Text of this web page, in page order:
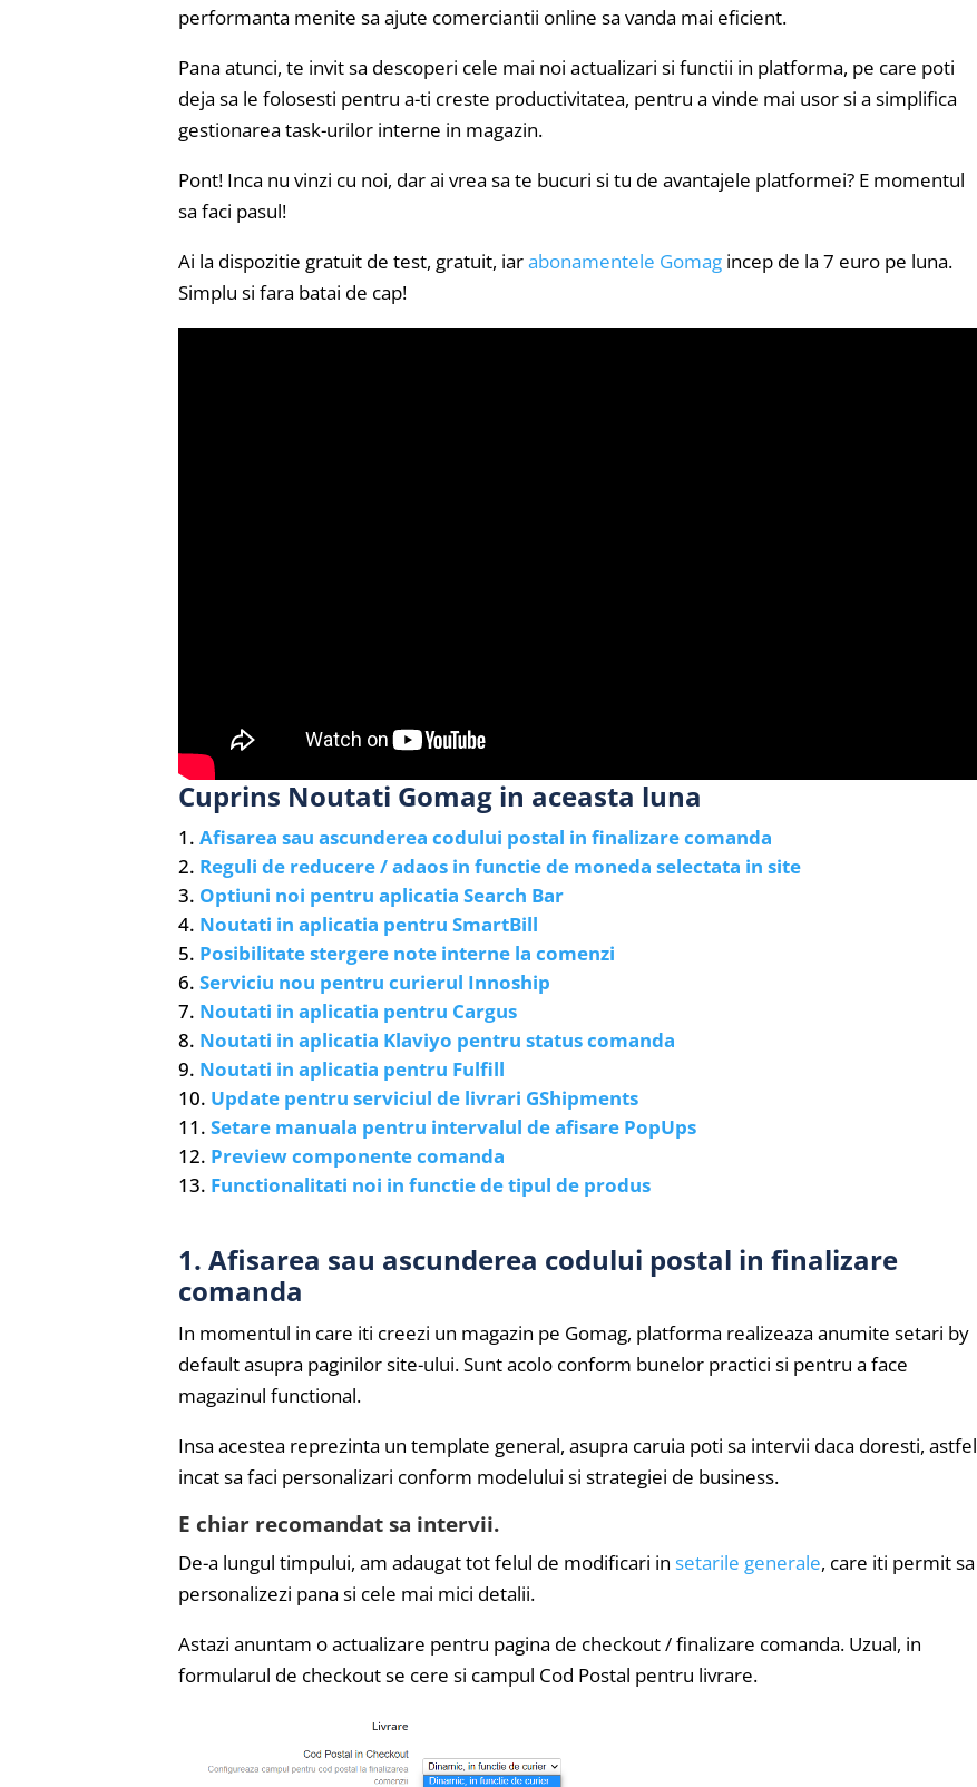
performanta menite sa ajute comerciantii online sa vanda mai eficient.
Pana atunci, te invit sa descoperi cele mai noi actualizari si functii in platforma, pe care poti
deja sa le folosesti pentru a-ti creste productivitatea, pentru a vinde mai usor si a simplifica
gestionarea task-urilor interne in magazin.
Pont! Inca nu vinzi cu noi, dar ai vrea sa te bucuri si tu de avantajele platformei? E momentul
sa faci pasul!
Ai la dispozitie gratuit de test, gratuit, iarabonamentele Gomag incep de la 7 euro pe luna.
Simplu si fara batai de cap!
Cuprins Noutati Gomag in aceasta luna
Afisarea sau ascunderea codului postal in finalizare comanda
Reguli de reducere / adaos in functie de moneda selectata in site
Optiuni noi pentru aplicatia Search Bar
Noutati in aplicatia pentru SmartBill
Posibilitate stergere note interne la comenzi
Serviciu nou pentru curierul Innoship
Noutati in aplicatia pentru Cargus
Noutati in aplicatia Klaviyo pentru status comanda
Noutati in aplicatia pentru Fulfill
Update pentru serviciul de livrari GShipments
Setare manuala pentru intervalul de afisare PopUps
Preview componente comanda
Functionalitati noi in functie de tipul de produs
1. Afisarea sau ascunderea codului postal in finalizare
comanda
In momentul in care iti creezi un magazin pe Gomag, platforma realizeaza anumite setari by
default asupra paginilor site-ului. Sunt acolo conform bunelor practici si pentru a face
magazinul functional.
Insa acestea reprezinta un template general, asupra caruia poti sa intervii daca doresti, astfel
incat sa faci personalizari conform modelului si strategiei de business.
E chiar recomandat sa intervii.
De-a lungul timpului, am adaugat tot felul de modificari in setarile generale, care iti permit sa
personalizezi pana si cele mai mici detalii.
Astazi anuntam o actualizare pentru pagina de checkout / finalizare comanda. Uzual, in
formularul de checkout se cere si campul Cod Postal pentru livrare.